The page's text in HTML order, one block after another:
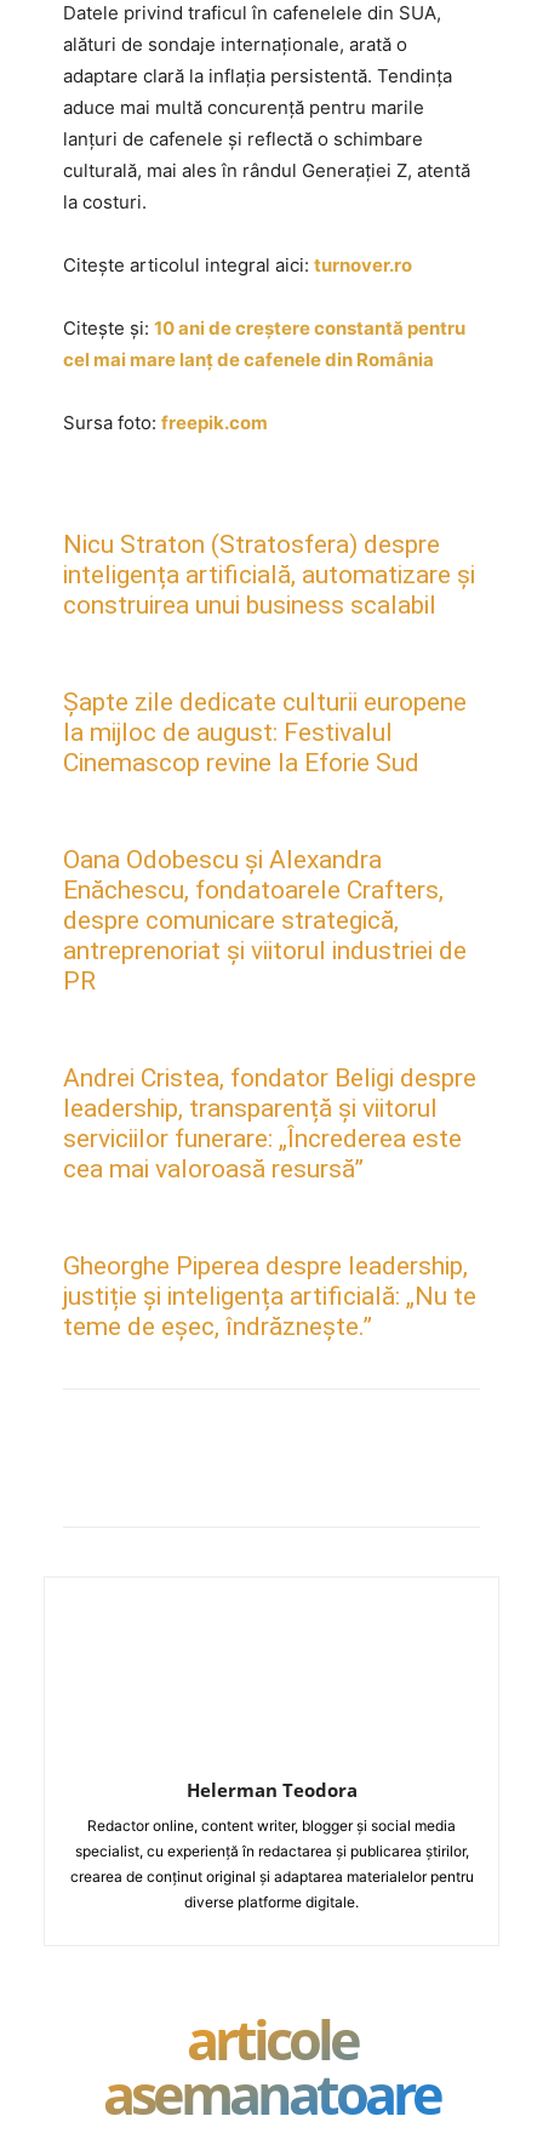
Datele privind traficul în cafenelele din SUA,
alături de sondaje internaționale, arată o
adaptare clară la inflația persistentă. Tendința
aduce mai multă concurență pentru marile
lanțuri de cafenele și reflectă o schimbare
culturală, mai ales în rândul Generației Z, atentă
la costuri.
Citește articolul integral aici: turnover.ro
Citește și: 10 ani de creștere constantă pentru
cel mai mare lanț de cafenele din România
Sursa foto: freepik.com
Nicu Straton (Stratosfera) despre
inteligența artificială, automatizare și
construirea unui business scalabil
Șapte zile dedicate culturii europene
la mijloc de august: Festivalul
Cinemascop revine la Eforie Sud
Oana Odobescu și Alexandra
Enăchescu, fondatoarele Crafters,
despre comunicare strategică,
antreprenoriat și viitorul industriei de
PR
Andrei Cristea, fondator Beligi despre
leadership, transparență și viitorul
serviciilor funerare: „Încrederea este
cea mai valoroasă resursă”
Gheorghe Piperea despre leadership,
justiție și inteligența artificială: „Nu te
teme de eșec, îndrăznește.”
Helerman Teodora
Redactor online, content writer, blogger și social media
specialist, cu experiență în redactarea și publicarea știrilor,
crearea de conținut original și adaptarea materialelor pentru
diverse platforme digitale.
articole
asemanatoare